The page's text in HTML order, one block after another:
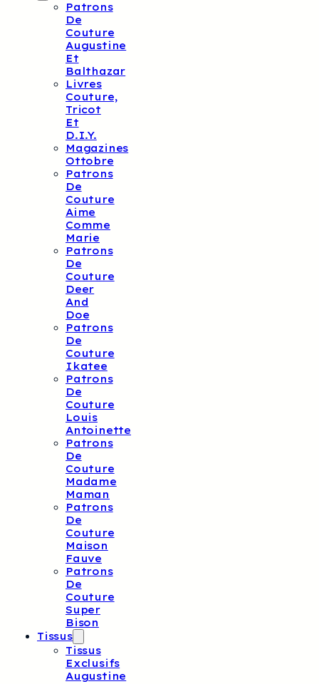
Patrons
De
Couture
Augustine
Et
Balthazar
Livres
Couture,
Tricot
Et
D.I.Y.
Magazines
Ottobre
Patrons
De
Couture
Aime
Comme
Marie
Patrons
De
Couture
Deer
And
Doe
Patrons
De
Couture
Ikatee
Patrons
De
Couture
Louis
Antoinette
Patrons
De
Couture
Madame
Maman
Patrons
De
Couture
Maison
Fauve
Patrons
De
Couture
Super
Bison
Tissus
Tissus
Exclusifs
Augustine